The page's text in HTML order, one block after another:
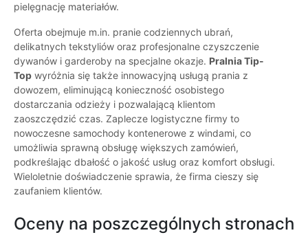
pielęgnację materiałów.
Oferta obejmuje m.in. pranie codziennych ubrań,
delikatnych tekstyliów oraz profesjonalne czyszczenie
dywanów i garderoby na specjalne okazje. Pralnia Tip-
Top wyróżnia się także innowacyjną usługą prania z
dowozem, eliminującą konieczność osobistego
dostarczania odzieży i pozwalającą klientom
zaoszczędzić czas. Zaplecze logistyczne firmy to
nowoczesne samochody kontenerowe z windami, co
umożliwia sprawną obsługę większych zamówień,
podkreślając dbałość o jakość usług oraz komfort obsługi.
Wieloletnie doświadczenie sprawia, że firma cieszy się
zaufaniem klientów.
Oceny na poszczególnych stronach